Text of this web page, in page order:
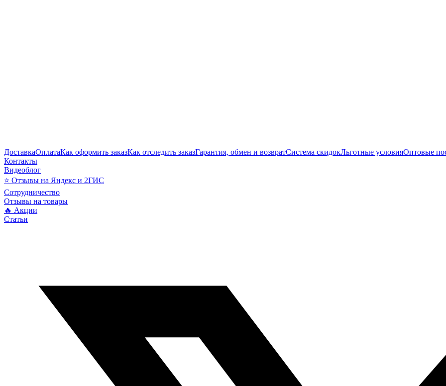
ДоставкаОплатаКак оформить заказКак отследить заказГарантия, обмен и возвратСистема скидокЛьготные условияОптовые
Контакты
Видеоблог
⭐ Отзывы на Яндекс и 2ГИС
Сотрудничество
Отзывы на товары
🔥 Акции
Статьи